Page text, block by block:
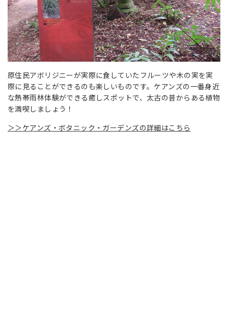
原住民アボリジニーが実際に食していたフルーツや木の実を実
際に見ることができるのも楽しいものです。ケアンズの一番身近
な熱帯雨林体験ができる癒しスポットで、太古の昔からある植物
を満喫しましょう！
＞＞ケアンズ・ボタニック・ガーデンズの詳細はこちら